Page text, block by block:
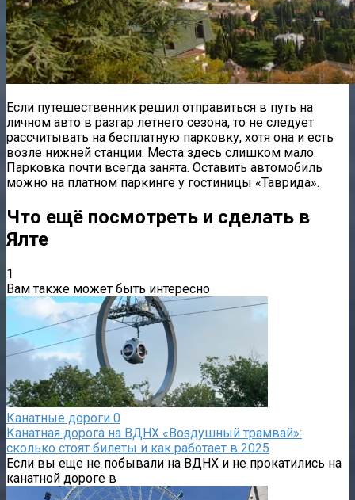
Если путешественник решил отправиться в путь на
личном авто в разгар летнего сезона, то не следует
рассчитывать на бесплатную парковку, хотя она и есть
возле нижней станции. Места здесь слишком мало.
Парковка почти всегда занята. Оставить автомобиль
можно на платном паркинге у гостиницы «Таврида».
Что ещё посмотреть и сделать в
Ялте
1
Вам также может быть интересно
Канатные дороги 0
Канатная дорога на ВДНХ «Воздушный трамвай»:
сколько стоят билеты и как работает в 2025
Если вы еще не побывали на ВДНХ и не прокатились на
канатной дороге в